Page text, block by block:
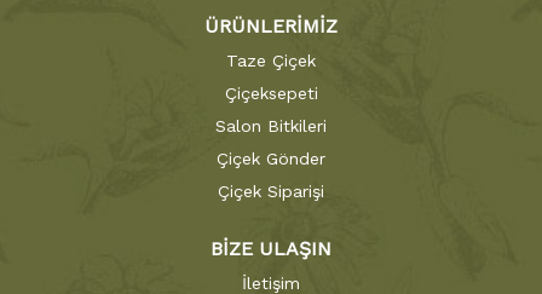
ÜRÜNLERİMİZ
Taze Çiçek
Çiçeksepeti
Salon Bitkileri
Çiçek Gönder
Çiçek Siparişi
BİZE ULAŞIN
İletişim